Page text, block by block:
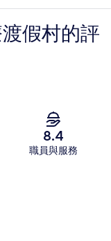
假村的評
8.4
職員與服務